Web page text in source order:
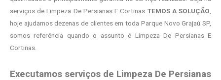
serviços de Limpeza De Persianas E Cortinas TEMOS A SOLUÇÃO
hoje ajudamos dezenas de clientes em toda Parque Novo Grajaú SP,
somos referência quando o assunto é Limpeza De Persianas E
Cortinas.
Executamos serviços de Limpeza De Persianas